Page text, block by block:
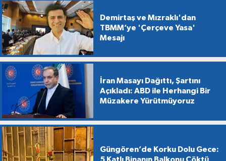
Demirtaş ve Mızraklı'dan
TBMM’ye 'Çerçeve Yasa'
Mesajı
İran Masayı Dağıttı, Şartını
Açıkladı: ABD ile Herhangi Bir
Müzakere Yürütmüyoruz
Güngören’de Korku Dolu Gece:
5 Katlı Binanın Balkonu Çöktü